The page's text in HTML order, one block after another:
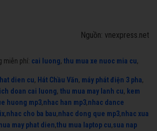
Nguồn: vnexpress.net
miễn phí: cai luong, thu mua xe nuoc mia cu,
dien cu, Hát Chầu Văn, máy phát điện 3 pha,
doan cai luong, thu mua may lanh cu, kem
huong mp3,nhac han mp3,nhac dance
,nhac cho ba bau,nhac dong que mp3,nhac xua
may phat dien,thu mua laptop cu,sua nap